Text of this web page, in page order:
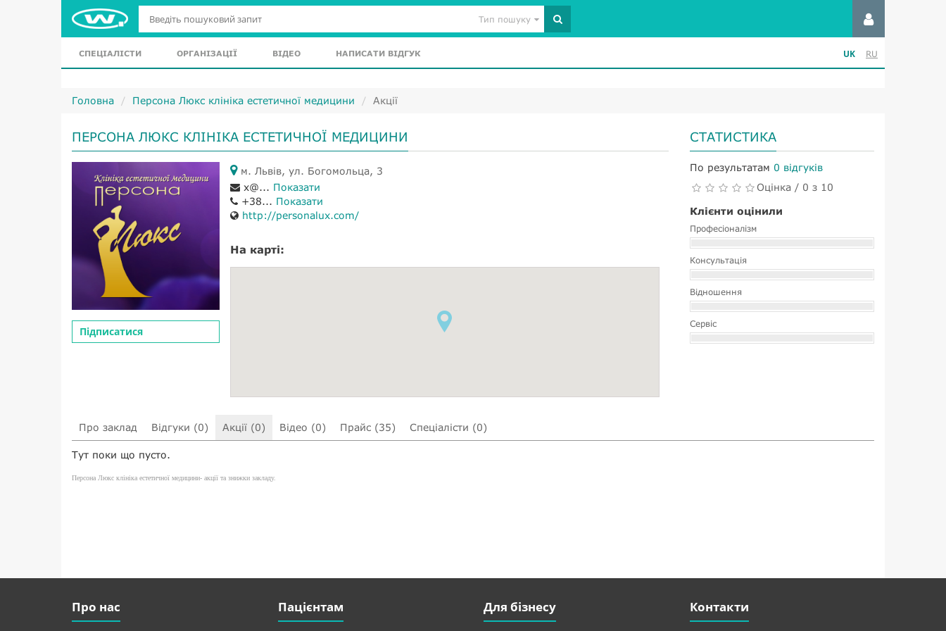
Тип пошуку
СПЕЦІАЛІСТИ ОРГАНІЗАЦІЇ ВІДЕО НАПИСАТИ ВІДГУК UK RU
Головна Персона Люкс клініка естетичної медицини Акції
ПЕРСОНА ЛЮКС КЛІНІКА ЕСТЕТИЧНОЇ МЕДИЦИНИ
Підписатися
м. Львів, ул. Богомольца, 3
x@... Показати
+38... Показати
http://personalux.com/
На карті:
СТАТИСТИКА
По результатам 0 відгуків
Оцінка / 0 з 10
Клієнти оцінили
Професіоналізм
Консультація
Відношення
Сервіс
Про заклад Відгуки (0) Акції (0) Відео (0) Прайс (35) Спеціалісти (0)
Тут поки що пусто.
Персона Люкс клініка естетичної медицини- акції та знижки закладу.
Про нас Пацієнтам Для бізнесу Контакти